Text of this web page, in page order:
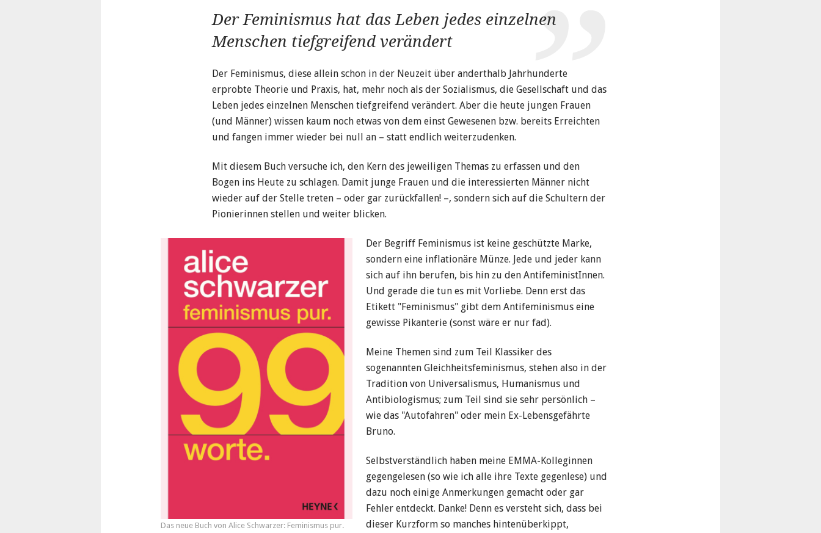
Der Feminismus hat das Leben jedes einzelnen
Menschen tiefgreifend verändert
Der Feminismus, diese allein schon in der Neuzeit über anderthalb Jahrhunderte
erprobte Theorie und Praxis, hat, mehr noch als der Sozialismus, die Gesellschaft und das
Leben jedes einzelnen Menschen tiefgreifend verändert. Aber die heute jungen Frauen
(und Männer) wissen kaum noch etwas von dem einst Gewesenen bzw. bereits Erreichten
und fangen immer wieder bei null an – statt endlich weiterzudenken.
Mit diesem Buch versuche ich, den Kern des jeweiligen Themas zu erfassen und den
Bogen ins Heute zu schlagen. Damit junge Frauen und die interessierten Männer nicht
wieder auf der Stelle treten – oder gar zurückfallen! –, sondern sich auf die Schultern der
Pionierinnen stellen und weiter blicken.
Das neue Buch von Alice Schwarzer: Feminismus pur.
Der Begriff Feminismus ist keine geschützte Marke,
sondern eine inflationäre Münze. Jede und jeder kann
sich auf ihn berufen, bis hin zu den AntifeministInnen.
Und gerade die tun es mit Vorliebe. Denn erst das
Etikett "Feminismus" gibt dem Antifeminismus eine
gewisse Pikan­terie (sonst wäre er nur fad).
Meine Themen sind zum Teil Klassiker des
sogenannten Gleichheitsfeminismus, stehen also in der
Tradition von Universalismus, Humanis­mus und
Antibiologismus; zum Teil sind sie sehr persönlich –
wie das "Autofahren" oder mein Ex-Lebensgefährte
Bruno.
Selbstverständlich haben meine EMMA-Kolleginnen
gegengelesen (so wie ich alle ihre Texte gegenlese) und
dazu noch einige Anmerkungen gemacht oder gar
Fehler entdeckt. Danke! Denn es versteht sich, dass bei
dieser Kurzform so manches hintenüberkippt,